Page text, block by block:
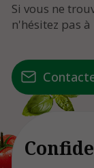
Si vous ne
n'hésitez pas